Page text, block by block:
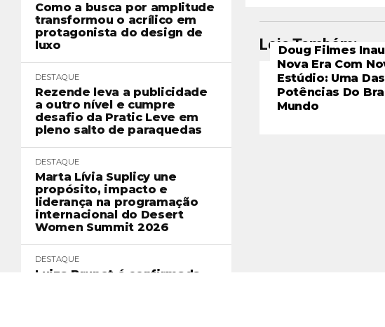
Como a busca por amplitude
transformou o acrílico em
protagonista do design de
luxo
DESTAQUE
Rezende leva a publicidade
a outro nível e cumpre
desafio da Pratic Leve em
pleno salto de paraquedas
DESTAQUE
Marta Lívia Suplicy une
propósito, impacto e
liderança na programação
internacional do Desert
Women Summit 2026
DESTAQUE
Luiza Brunet é confirmada
Leia Também:
Doug Filmes
Nova Era Com
Estúdio: Uma
Potências Do
Mundo